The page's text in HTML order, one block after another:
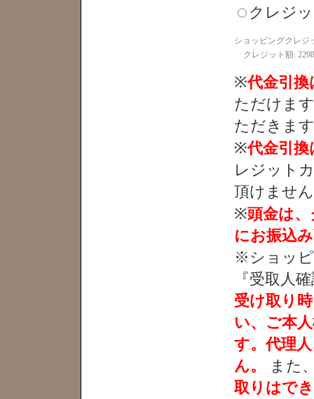
クレジ
ショッピングクレジ
クレジット額:
※代金引換
ただけま
ただきま
※代金引換
レジット
頂けませ
※頭金は
にお振込み
※ショッピ
『受取人
受け取り
い、ご本
す。代理
ん。
また
取りはで